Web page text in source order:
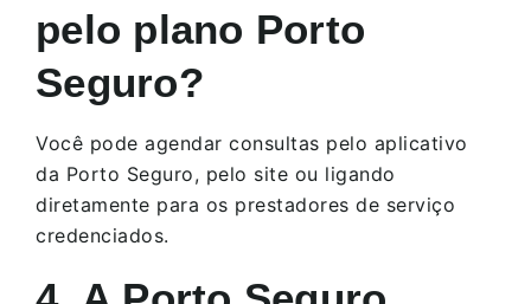
pelo plano Porto
Seguro?
Você pode agendar consultas pelo aplicativo
da Porto Seguro, pelo site ou ligando
diretamente para os prestadores de serviço
credenciados.